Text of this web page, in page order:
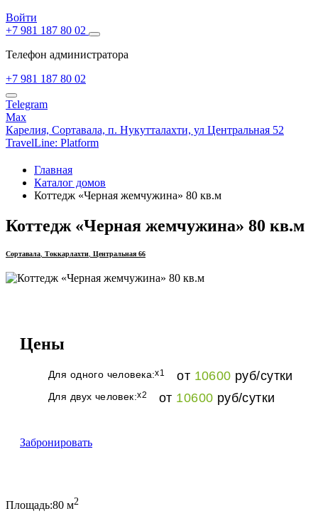
Войти
+7 981 187 80 02
Телефон администратора
+7 981 187 80 02
Telegram
Max
Карелия, Сортавала, п. Нукутталахти, ул Центральная 52
TravelLine: Platform
Главная
Каталог домов
Коттедж «Черная жемчужина» 80 кв.м
Коттедж «Черная жемчужина» 80 кв.м
Сортавала Токкарлахти Центральная 66
Площадь:80 м2
Цены
Для одного человека:x1 от 10600 руб/сутки
Для двух человек:x2 от 10600 руб/сутки
Забронировать